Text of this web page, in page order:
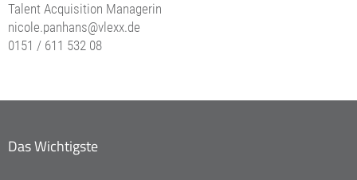
Talent Acquisition Managerin
nicole.panhans@vlexx.de
0151 / 611 532 08
Das Wichtigste